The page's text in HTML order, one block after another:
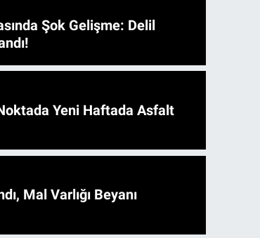
Şok Gelişme: Delil
Mal Varlığı Beyanı